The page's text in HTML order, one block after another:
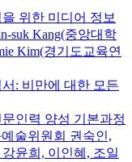
위한 미디어 정보
suk Kang(중앙대학
Kim(경기도교육연
: 비만에 대한 모든
인력 양성 기본과정
술위원회 권숙인,
윤희, 이인혜, 조일